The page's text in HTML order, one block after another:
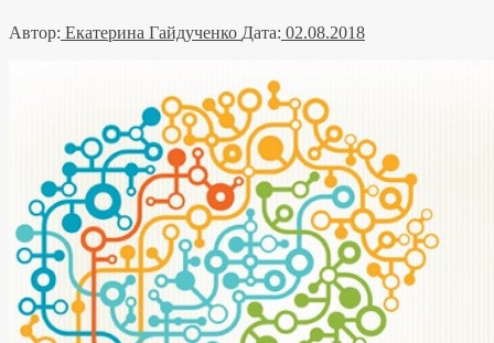
Автор: Екатерина Гайдученко Дата: 02.08.2018